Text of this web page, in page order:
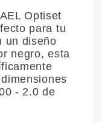
Optiset
para tu
un diseño
negro, esta
- 2.0 de